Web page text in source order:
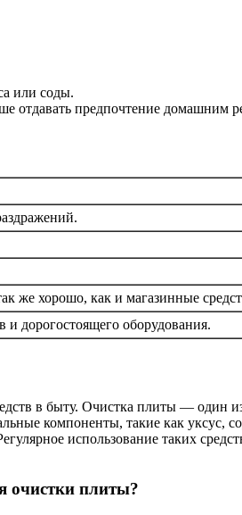
или соды.
отдавать предпочтение домашним
же хорошо, как и магазинные
дорогостоящего оборудования.
в быту. Очистка плиты — один
компоненты, такие как уксус,
использование таких
очистки плиты?